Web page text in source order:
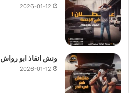
2026-01-12
ونش انقاذ ابو رواش
2026-01-12